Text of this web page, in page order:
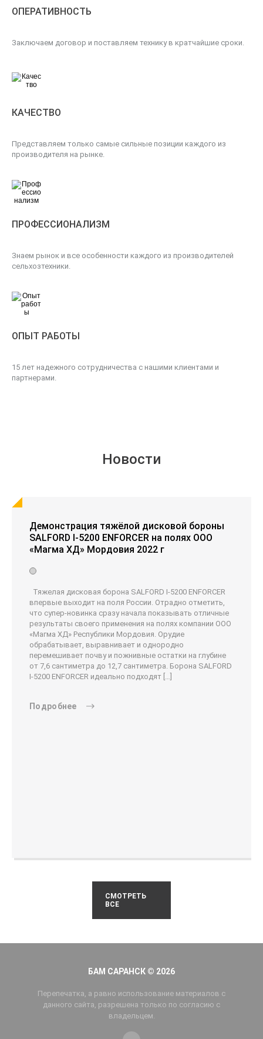
ОПЕРАТИВНОСТЬ
Заключаем договор и поставляем технику в кратчайшие сроки.
КАЧЕСТВО
Представляем только самые сильные позиции каждого из
производителя на рынке.
ПРОФЕССИОНАЛИЗМ
Знаем рынок и все особенности каждого из производителей
сельхозтехники.
ОПЫТ РАБОТЫ
15 лет надежного сотрудничества с нашими клиентами и
партнерами.
Новости
Демонстрация тяжёлой дисковой бороны
SALFORD I-5200 ENFORCER на полях ООО
«Магма ХД» Мордовия 2022 г
Тяжелая дисковая борона SALFORD I-5200 ENFORCER
впервые выходит на поля России. Отрадно отметить,
что супер-новинка сразу начала показывать отличные
результаты своего применения на полях компании ООО
«Магма ХД» Республики Мордовия. Орудие
обрабатывает, выравнивает и однородно
перемешивает почву и пожнивные остатки на глубине
от 7,6 сантиметра до 12,7 сантиметра. Борона SALFORD
I-5200 ENFORCER идеально подходят […]
Подробнее
СМОТРЕТЬ
ВСЕ
БАМ САРАНСК © 2026
Перепечатка, а равно использование материалов с
данного сайта, разрешена только по согласию с
владельцем.